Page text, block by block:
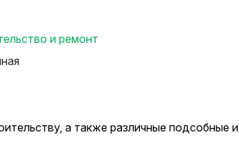
и ремонт
а также различные подсобные и